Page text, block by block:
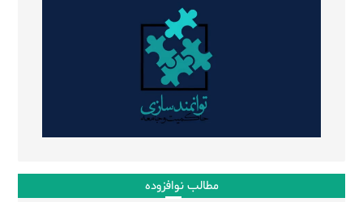
مطالب نوافزوده